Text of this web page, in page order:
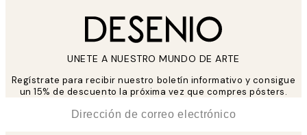
UNETE A NUESTRO MUNDO DE ARTE
Regístrate para recibir nuestro boletín informativo y consigue
un 15% de descuento la próxima vez que compres pósters.